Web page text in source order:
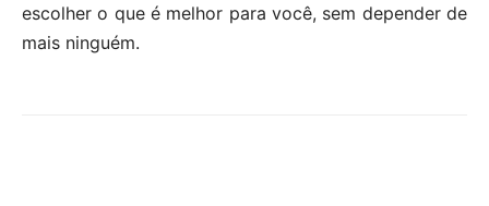
escolher o que é melhor para você, sem depender de
mais ninguém.